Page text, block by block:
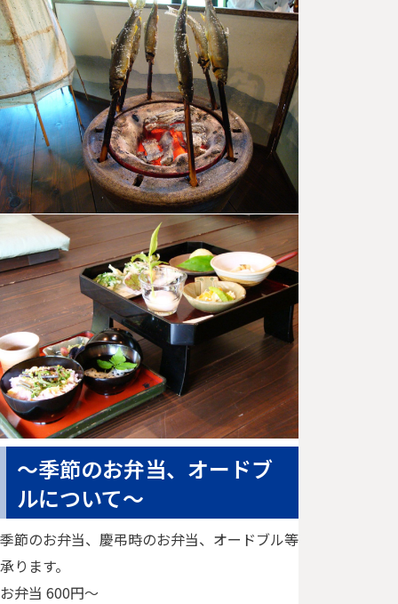
～季節のお弁当、オードブ
ルについて～
季節のお弁当、慶弔時のお弁当、オードブル等
承ります。
お弁当 600円〜
自然ゆたか
な小原を感
じるなら、
目で見て、
体験して、
そして味わ
って…
SNSで自
慢したく
なる！秋
の絶景満
喫コース
西三河一帯
を一望でき
る「祝峰
寺」が旅の
スタート。
春と秋に花
を咲か…
芸術の秋
陶芸体験
でゆっく